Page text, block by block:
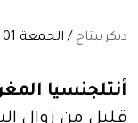
ديكريبتاج / الجمعة 01 نونبر 2024 / لا توجد تعليقات:
أنتلجنسيا